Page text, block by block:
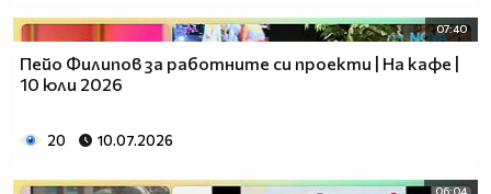
07:40
Пейо Филипов за работните си проекти | На кафе |
10 юли 2026
20 10.07.2026
06:04